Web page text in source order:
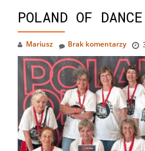
POLAND OF DANCE
Mariusz Brak komentarzy